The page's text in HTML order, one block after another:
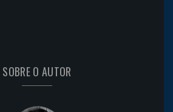
SOBRE O AUTOR